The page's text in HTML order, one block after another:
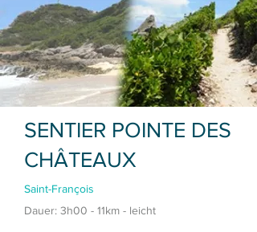
SENTIER POINTE DES
CHÂTEAUX
Saint-François
Dauer: 3h00 - 11km - leicht